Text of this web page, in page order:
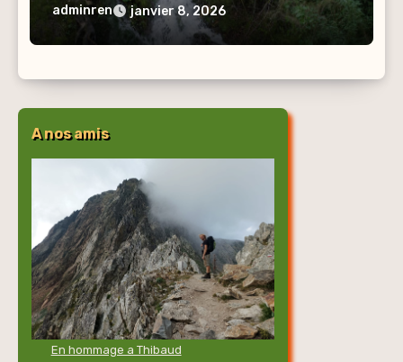
adminren janvier 8, 2026
A nos amis
En hommage a Thibaud